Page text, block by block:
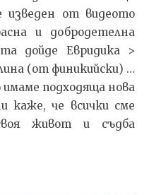
изведен от видеото
и добродетелна
дойде Евридика >
(от финикийски) …
подходяща нова
каже, че всички сме
живот и съдба